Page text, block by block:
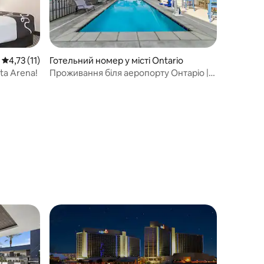
Середня оцінка: 4,73 з 5, відгуки: 11
4,73 (11)
Arena!
Готельний номер у місті Ontario
Проживання біля аеропорту Онтаріо |